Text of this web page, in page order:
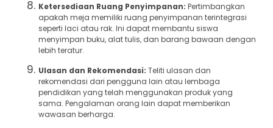
Ketersediaan Ruang Penyimpanan: Pertimbangkan
apakah meja memiliki ruang penyimpanan terintegrasi
seperti laci atau rak. Ini dapat membantu siswa
menyimpan buku, alat tulis, dan barang bawaan dengan
lebih teratur.
Ulasan dan Rekomendasi: Teliti ulasan dan
rekomendasi dari pengguna lain atau lembaga
pendidikan yang telah menggunakan produk yang
sama. Pengalaman orang lain dapat memberikan
wawasan berharga.